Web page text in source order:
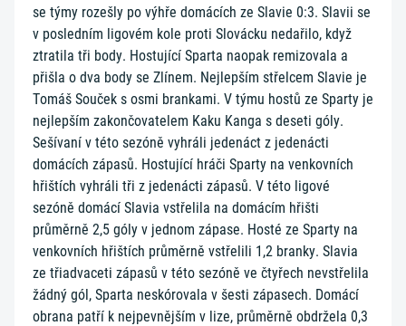
se týmy rozešly po výhře domácích ze Slavie 0:3. Slavii se
v posledním ligovém kole proti Slovácku nedařilo, když
ztratila tři body. Hostující Sparta naopak remizovala a
přišla o dva body se Zlínem. Nejlepším střelcem Slavie je
Tomáš Souček s osmi brankami. V týmu hostů ze Sparty je
nejlepším zakončovatelem Kaku Kanga s deseti góly.
Sešívaní v této sezóně vyhráli jedenáct z jedenácti
domácích zápasů. Hostující hráči Sparty na venkovních
hřištích vyhráli tři z jedenácti zápasů. V této ligové
sezóně domácí Slavia vstřelila na domácím hřišti
průměrně 2,5 góly v jednom zápase. Hosté ze Sparty na
venkovních hřištích průměrně vstřelili 1,2 branky. Slavia
ze třiadvaceti zápasů v této sezóně ve čtyřech nevstřelila
žádný gól, Sparta neskórovala v šesti zápasech. Domácí
obrana patří k nejpevnějším v lize, průměrně obdržela 0,3